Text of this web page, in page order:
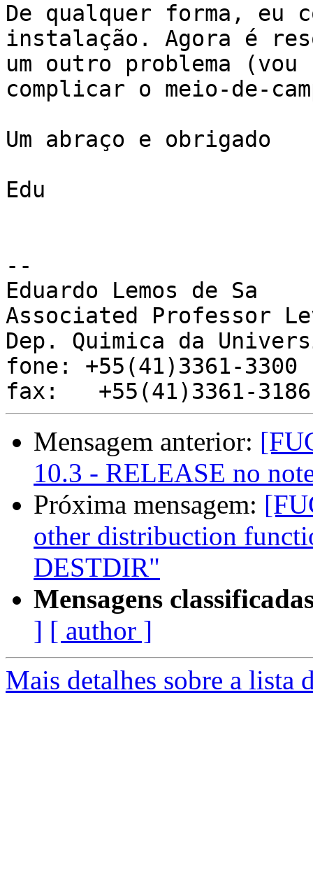
De qualquer forma, eu
instalação. Agora é
um outro problema
complicar o meio-de-
Um abraço e obrigado
Edu
--
Eduardo Lemos de Sa
Associated Professor
Dep. Quimica da
fone: +55(41)3361-3300
Mensagem anterior:
10.3 - RELEASE no
Próxima mensagem:
other distribuction
DESTDIR"
Mensagens
] [ author ]
Mais detalhes sobre a lista